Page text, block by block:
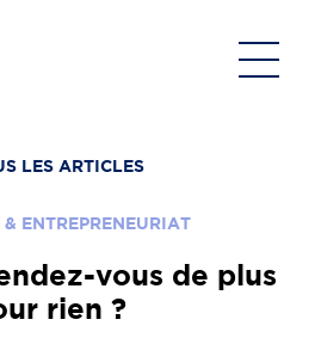
LES ARTICLES
ENTREPRENEURIAT
vous de plus
rien ?